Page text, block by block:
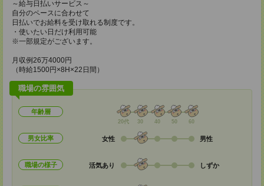
～給与日払いサービス～
自分のペースに合わせて
日払いでお給料を受け取れる制度です。
・使いたい日だけ利用可能
※一部規定がございます。
月収例26万4000円
（時給1500円×8H×22日間）
職場の雰囲気
年齢層
20代 30 40 50 60
男女比率 女性 男性
職場の様子 活気あり しずか